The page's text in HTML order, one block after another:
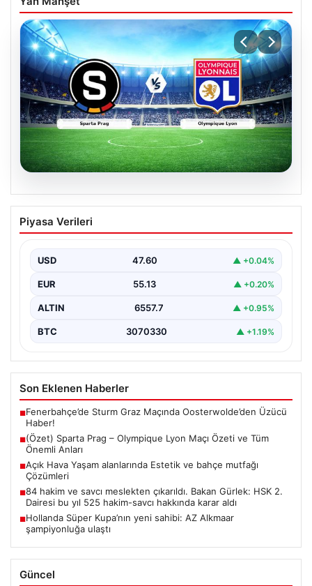
05.08.2026
(Özet) Sparta Prag – Olympique Lyon
Maçı Özeti ve Tüm Önemli Anları
Piyasa Verileri
USD 47.60 ▲ +0.04%
EUR 55.13 ▲ +0.20%
ALTIN 6557.7 ▲ +0.95%
BTC 3070330 ▲ +1.19%
Son Eklenen Haberler
■Fenerbahçe’de Sturm Graz Maçında Oosterwolde’den Üzücü
Haber!
■(Özet) Sparta Prag – Olympique Lyon Maçı Özeti ve Tüm
Önemli Anları
■Açık Hava Yaşam alanlarında Estetik ve bahçe mutfağı
Çözümleri
■84 hakim ve savcı meslekten çıkarıldı. Bakan Gürlek: HSK 2.
Dairesi bu yıl 525 hakim-savcı hakkında karar aldı
■Hollanda Süper Kupa’nın yeni sahibi: AZ Alkmaar
şampiyonluğa ulaştı
Güncel